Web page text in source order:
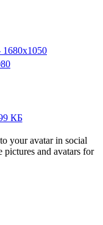
КБ
your avatar in social
and avatars for